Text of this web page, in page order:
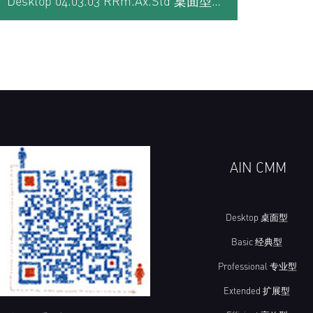
AIN CMM
Desktop 桌面型
Basic 经典型
Professional 专业型
Extended 扩展型